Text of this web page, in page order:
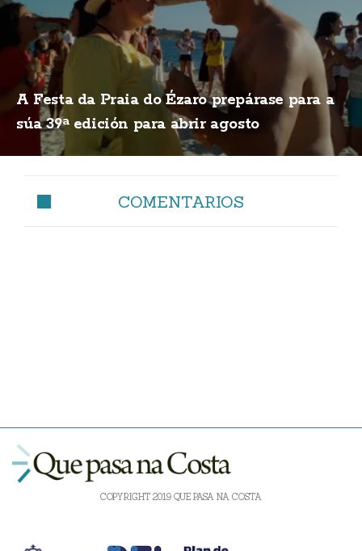
A Festa da Praia do Ézaro prepárase para a
súa 39ª edición para abrir agosto
COMENTARIOS
COPYRIGHT 2019 QUE PASA NA COSTA